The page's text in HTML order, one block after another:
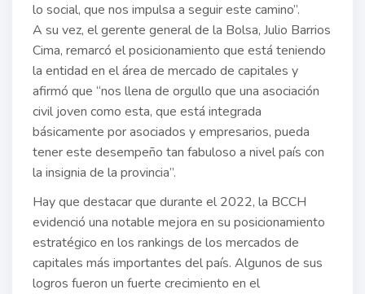
lo social, que nos impulsa a seguir este camino”.
A su vez, el gerente general de la Bolsa, Julio Barrios
Cima, remarcó el posicionamiento que está teniendo
la entidad en el área de mercado de capitales y
afirmó que “nos llena de orgullo que una asociación
civil joven como esta, que está integrada
básicamente por asociados y empresarios, pueda
tener este desempeño tan fabuloso a nivel país con
la insignia de la provincia”.
Hay que destacar que durante el 2022, la BCCH
evidenció una notable mejora en su posicionamiento
estratégico en los rankings de los mercados de
capitales más importantes del país. Algunos de sus
logros fueron un fuerte crecimiento en el